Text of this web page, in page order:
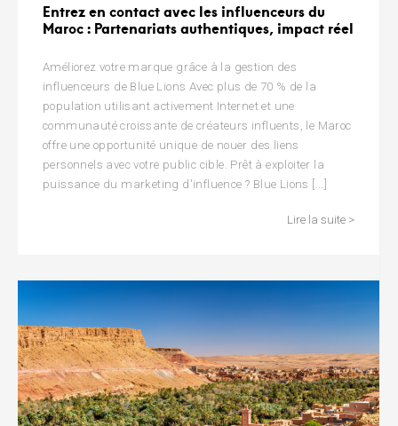
Entrez en contact avec les influenceurs du
Maroc : Partenariats authentiques, impact réel
Améliorez votre marque grâce à la gestion des
influenceurs de Blue Lions Avec plus de 70 % de la
population utilisant activement Internet et une
communauté croissante de créateurs influents, le Maroc
offre une opportunité unique de nouer des liens
personnels avec votre public cible. Prêt à exploiter la
puissance du marketing d'influence ? Blue Lions [...]
Lire la suite >